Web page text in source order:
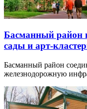
Басманный район
сады и арт-
Басманный район
железнодорожную